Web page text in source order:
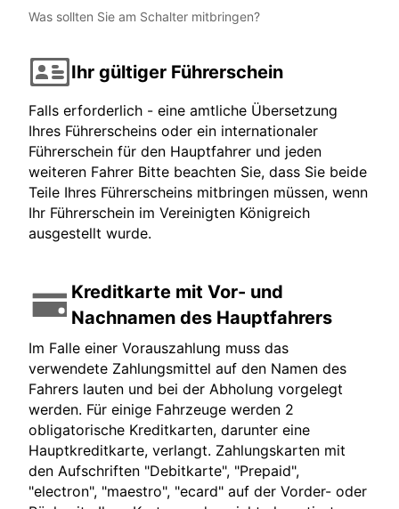
Was sollten Sie am Schalter mitbringen?
Ihr gültiger Führerschein
Falls erforderlich - eine amtliche Übersetzung
Ihres Führerscheins oder ein internationaler
Führerschein für den Hauptfahrer und jeden
weiteren Fahrer Bitte beachten Sie, dass Sie beide
Teile Ihres Führerscheins mitbringen müssen, wenn
Ihr Führerschein im Vereinigten Königreich
ausgestellt wurde.
Kreditkarte mit Vor- und
Nachnamen des Hauptfahrers
Im Falle einer Vorauszahlung muss das
verwendete Zahlungsmittel auf den Namen des
Fahrers lauten und bei der Abholung vorgelegt
werden. Für einige Fahrzeuge werden 2
obligatorische Kreditkarten, darunter eine
Hauptkreditkarte, verlangt. Zahlungskarten mit
den Aufschriften "Debitkarte", "Prepaid",
"electron", "maestro", "ecard" auf der Vorder- oder